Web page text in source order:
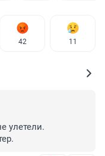
42 11
улетели.